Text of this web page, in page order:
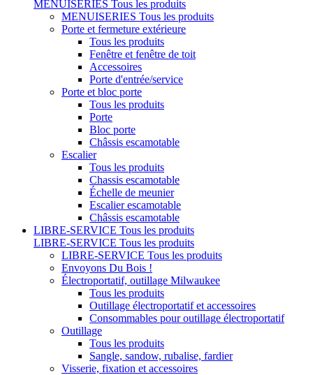
MENUISERIES Tous les produits
MENUISERIES Tous les produits
Porte et fermeture extérieure
Tous les produits
Fenêtre et fenêtre de toit
Accessoires
Porte d'entrée/service
Porte et bloc porte
Tous les produits
Porte
Bloc porte
Châssis escamotable
Escalier
Tous les produits
Chassis escamotable
Échelle de meunier
Escalier escamotable
Châssis escamotable
LIBRE-SERVICE Tous les produits
LIBRE-SERVICE Tous les produits
LIBRE-SERVICE Tous les produits
Envoyons Du Bois !
Électroportatif, outillage Milwaukee
Tous les produits
Outillage électroportatif et accessoires
Consommables pour outillage électroportatif
Outillage
Tous les produits
Sangle, sandow, rubalise, fardier
Visserie, fixation et accessoires